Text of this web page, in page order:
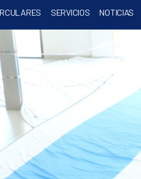
SERVICIOS NOTICIAS